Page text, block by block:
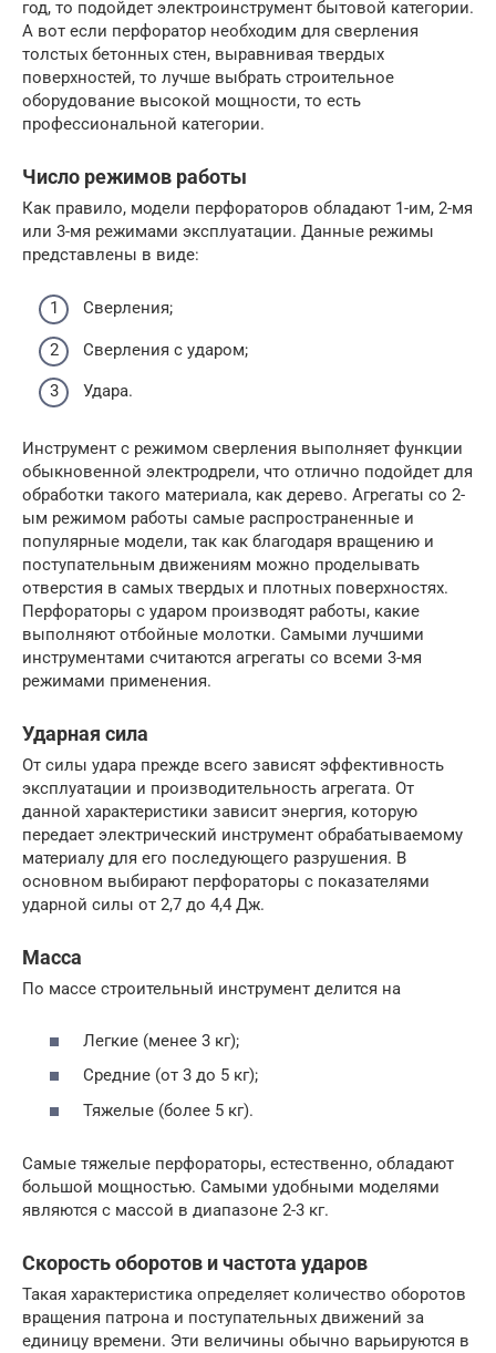
год, то подойдет электроинструмент бытовой категории.
А вот если перфоратор необходим для сверления
толстых бетонных стен, выравнивая твердых
поверхностей, то лучше выбрать строительное
оборудование высокой мощности, то есть
профессиональной категории.
Число режимов работы
Как правило, модели перфораторов обладают 1-им, 2-мя
или 3-мя режимами эксплуатации. Данные режимы
представлены в виде:
Сверления;
Сверления с ударом;
Удара.
Инструмент с режимом сверления выполняет функции
обыкновенной электродрели, что отлично подойдет для
обработки такого материала, как дерево. Агрегаты со 2-
ым режимом работы самые распространенные и
популярные модели, так как благодаря вращению и
поступательным движениям можно проделывать
отверстия в самых твердых и плотных поверхностях.
Перфораторы с ударом производят работы, какие
выполняют отбойные молотки. Самыми лучшими
инструментами считаются агрегаты со всеми 3-мя
режимами применения.
Ударная сила
От силы удара прежде всего зависят эффективность
эксплуатации и производительность агрегата. От
данной характеристики зависит энергия, которую
передает электрический инструмент обрабатываемому
материалу для его последующего разрушения. В
основном выбирают перфораторы с показателями
ударной силы от 2,7 до 4,4 Дж.
Масса
По массе строительный инструмент делится на
Легкие (менее 3 кг);
Средние (от 3 до 5 кг);
Тяжелые (более 5 кг).
Самые тяжелые перфораторы, естественно, обладают
большой мощностью. Самыми удобными моделями
являются с массой в диапазоне 2-3 кг.
Скорость оборотов и частота ударов
Такая характеристика определяет количество оборотов
вращения патрона и поступательных движений за
единицу времени. Эти величины обычно варьируются в